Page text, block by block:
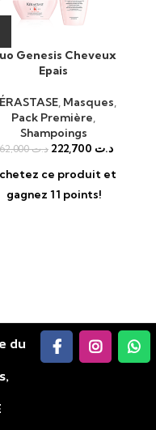
Genesis Cheveux
Epais
, Masques,
Pack Première,
Shampoings
د.ت262,000 د.ت
ce produit et
gagnez 11 points!
du